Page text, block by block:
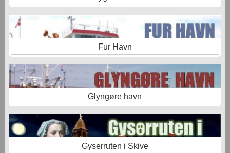
Fur Havn
Glyngøre havn
Gyserruten i Skive